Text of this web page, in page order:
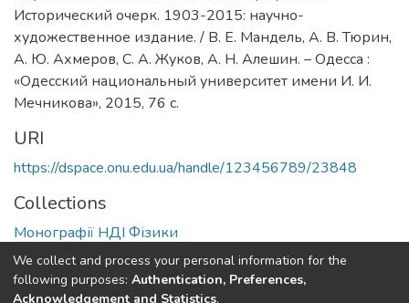
Исторический очерк. 1903-2015: научно-
художественное издание. / В. Е. Мандель, А. В. Тюрин,
А. Ю. Ахмеров, С. А. Жуков, А. Н. Алешин. – Одесса :
«Одесский национальный университет имени И. И.
Мечникова», 2015, 76 с.
URI
https://dspace.onu.edu.ua/handle/123456789/23848
Collections
Монографії НДІ Фізики
Full item page
We collect and process your personal information for the
following purposes: Authentication, Preferences,
Acknowledgement and Statistics.